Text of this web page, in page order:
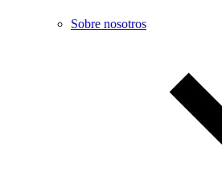
Sobre nosotros